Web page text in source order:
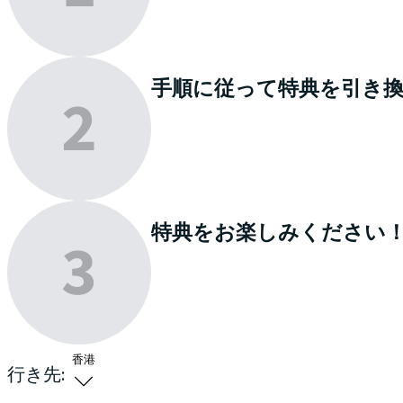
手順に従って特典を引き
特典をお楽しみください ！
行き先: